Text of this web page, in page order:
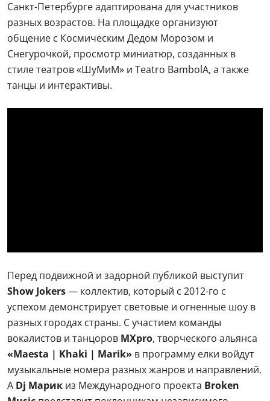
Санкт-Петербурге адаптирована для участников
разных возрастов. На площадке организуют
общение с Космическим Дедом Морозом и
Снегурочкой, просмотр миниатюр, созданных в
стиле театров «ШуМиМ» и Teatro BambolA, а также
танцы и интерактивы.
Перед подвижной и задорной публикой выступит
Show Jokers— коллектив, который с 2012-го с
успехом демонстрирует световые и огненные шоу в
разных городах страны. С участием команды
вокалистов и танцоров MXpro, творческого альянса
«Maesta | Khaki | Marik» в программу елки войдут
музыкальные номера разных жанров и направлений.
А Dj Марик из Международного проекта Broken